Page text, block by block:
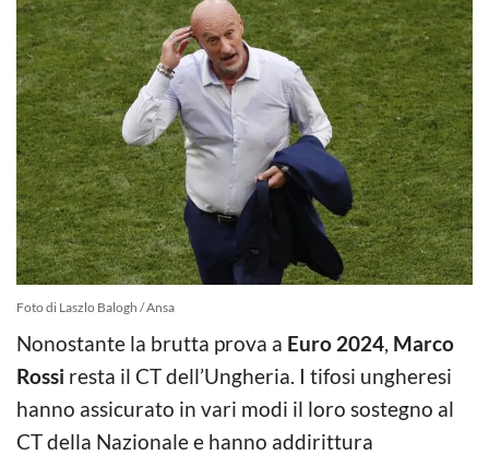
Foto di Laszlo Balogh / Ansa
Nonostante la brutta prova a Euro 2024, Marco
Rossi resta il CT dell’Ungheria. I tifosi ungheresi
hanno assicurato in vari modi il loro sostegno al
CT della Nazionale e hanno addirittura